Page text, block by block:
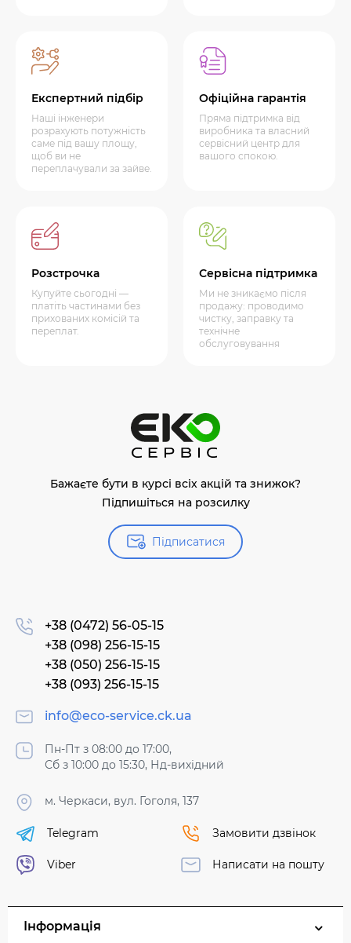
Експертний підбір
Наші інженери
розрахують потужність
саме під вашу площу,
щоб ви не
переплачували за зайве.
Офіційна гарантія
Пряма підтримка від
виробника та власний
сервісний центр для
вашого спокою.
Розстрочка
Купуйте сьогодні —
платіть частинами без
прихованих комісій та
переплат.
Сервісна підтримка
Ми не зникаємо після
продажу: проводимо
чистку, заправку та
технічне
обслуговування
Бажаєте бути в курсі всіх акцій та знижок?
Підпишіться на розсилку
Підписатися
+38 (0472) 56-05-15
+38 (098) 256-15-15
+38 (050) 256-15-15
+38 (093) 256-15-15
info@eco-service.ck.ua
Пн-Пт з 08:00 до 17:00,
Сб з 10:00 до 15:30, Нд-вихідний
м. Черкаси, вул. Гоголя, 137
Telegram
Viber
Замовити дзвінок
Написати на пошту
Інформація